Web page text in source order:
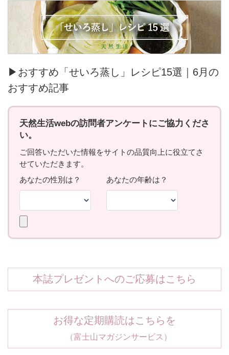
▶おすすめ「せいろ蒸し」レシピ15選｜6月の
おすすめ記事
本誌プレゼントへのご応募はこちら
お得な定期購読はこちらを
（富士山マガジンサービス）